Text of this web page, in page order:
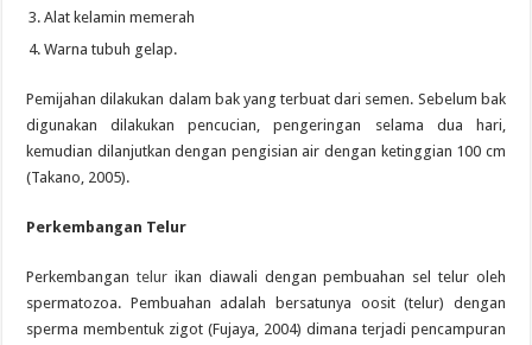
Alat kelamin memerah
Warna tubuh gelap.
Pemijahan dilakukan dalam bak yang terbuat dari semen. Sebelum bak
digunakan dilakukan pencucian, pengeringan selama dua hari,
kemudian dilanjutkan dengan pengisian air dengan ketinggian 100 cm
(Takano, 2005).
Perkembangan Telur
Perkembangantelur ikan diawali dengan pembuahan sel telur oleh
spermatozoa. Pembuahan adalah bersatunya oosit (telur) dengan
sperma membentuk zigot (Fujaya, 2004) dimana terjadi pencampuran